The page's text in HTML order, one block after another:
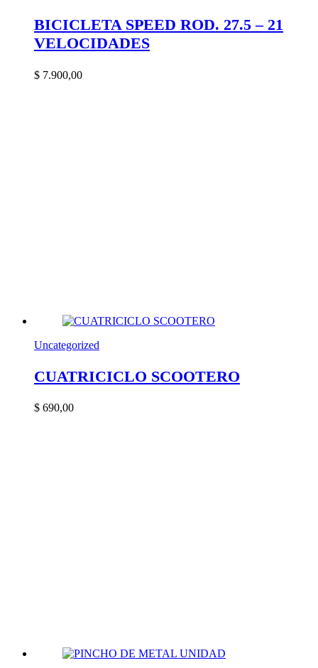
BICICLETA SPEED ROD. 27.5 – 21
VELOCIDADES
$ 7.900,00
Uncategorized
CUATRICICLO SCOOTERO
$ 690,00